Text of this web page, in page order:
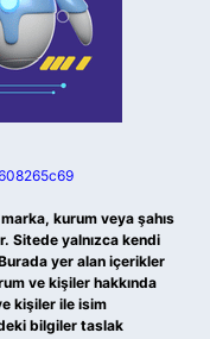
kurum veya şahıs
Sitede yalnızca kendi
yer alan içerikler
ve kişiler hakkında
kişiler ile isim
bilgiler taslak